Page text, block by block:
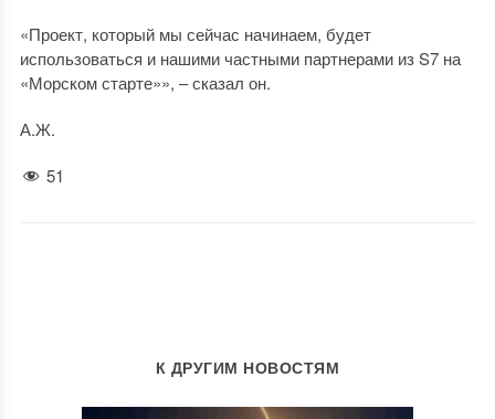
«Проект, который мы сейчас начинаем, будет
использоваться и нашими частными партнерами из S7 на
«Морском старте»», – сказал он.
А.Ж.
51
К ДРУГИМ НОВОСТЯМ